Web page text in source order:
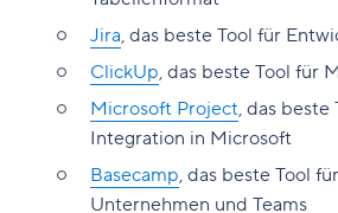
Jira, das beste Tool für
ClickUp, das beste Tool für
Microsoft Project, das beste
Integration in Microsoft
Basecamp, das beste Tool
Unternehmen und Teams